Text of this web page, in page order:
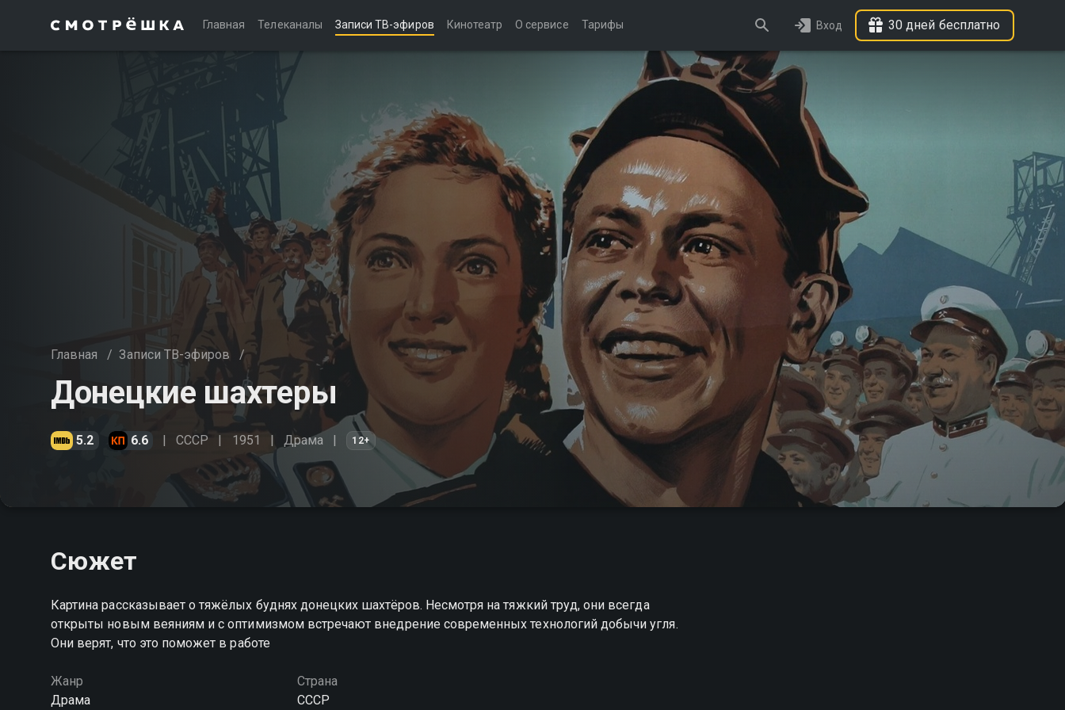
Главная Телеканалы Записи ТВ-эфиров Кинотеатр О сервисе Тарифы Вход 30 дней бесплатно
Главная / Записи ТВ-эфиров /
Донецкие шахтеры
5.2 6.6 СССР 1951 Драма 12+
Сюжет
Картина рассказывает о тяжёлых буднях донецких шахтёров. Несмотря на тяжкий труд, они всегда
открыты новым веяниям и с оптимизмом встречают внедрение современных технологий добычи угля.
Они верят, что это поможет в работе
Жанр
Драма
Страна
СССР